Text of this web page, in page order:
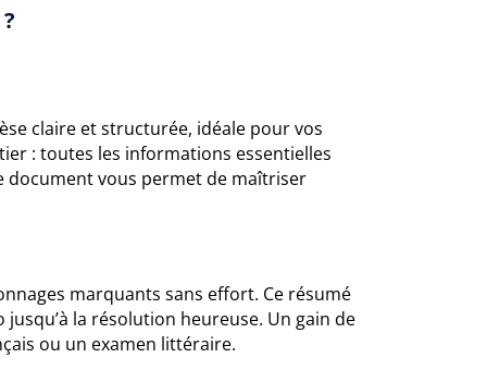
claire et structurée, idéale pour vos
: toutes les informations essentielles
document vous permet de maîtriser
marquants sans effort. Ce résumé
la résolution heureuse. Un gain de
ou un examen littéraire.